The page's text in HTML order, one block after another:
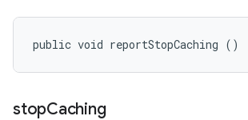
public void reportStopCaching ()
stopCaching